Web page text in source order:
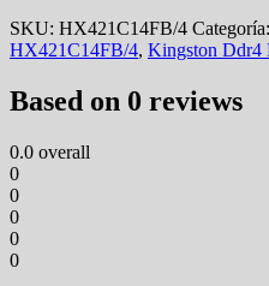
SKU: HX421C14FB/4 Categoría:
HX421C14FB/4, Kingston Ddr4
Based on 0 reviews
0.0 overall
0
0
0
0
0